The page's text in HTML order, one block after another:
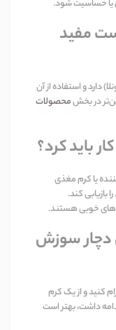
حساسیت شود.
مفید
دارد و استفاده از آن
در بخشمحصولات
باید کرد؟
یا کرم مغذی
کند.
خوبی هستند.
دچار سوزش
کنید و از یک کرم
داشت، بهتر است